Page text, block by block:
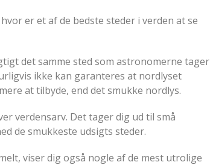
er et af de bedste steder i verden at se
det samme sted som astronomerne tager
ikke kan garanteres at nordlyset
at tilbyde, end det smukke nordlys.
verdensarv. Det tager dig ud til små
de smukkeste udsigts steder.
viser dig også nogle af de mest utrolige